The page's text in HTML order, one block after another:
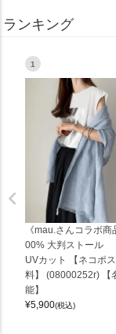
ランキング
1
《mau.さんコラボ
00% 大判ストール
UVカット 【ネコポ
料】 (08000252r) 【
能】
¥5,900(税込)